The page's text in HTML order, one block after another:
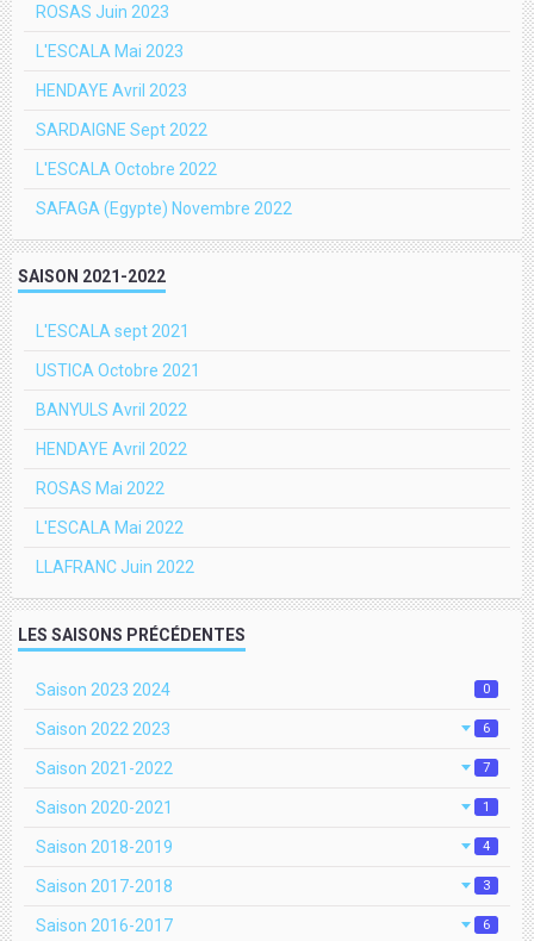
ROSAS Juin 2023
L'ESCALA Mai 2023
HENDAYE Avril 2023
SARDAIGNE Sept 2022
L'ESCALA Octobre 2022
SAFAGA (Egypte) Novembre 2022
SAISON 2021-2022
L'ESCALA sept 2021
USTICA Octobre 2021
BANYULS Avril 2022
HENDAYE Avril 2022
ROSAS Mai 2022
L'ESCALA Mai 2022
LLAFRANC Juin 2022
LES SAISONS PRÉCÉDENTES
Saison 2023 2024 0
Saison 2022 2023 6
Saison 2021-2022 7
Saison 2020-2021 1
Saison 2018-2019 4
Saison 2017-2018 3
Saison 2016-2017 6